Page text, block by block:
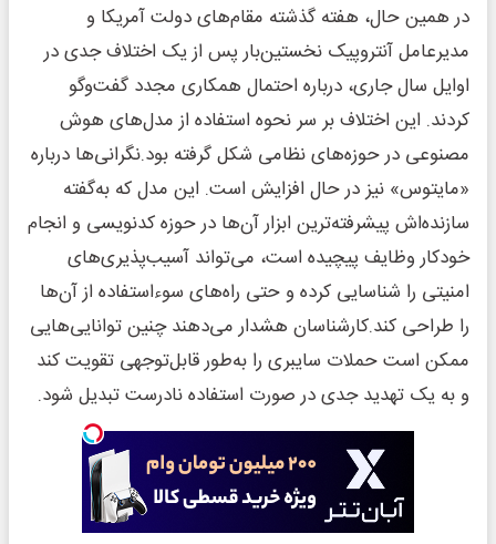
در همین حال، هفته گذشته مقام‌های دولت آمریکا و
مدیرعامل آنتروپیک نخستین‌بار پس از یک اختلاف جدی در
اوایل سال جاری، درباره احتمال همکاری مجدد گفت‌وگو
کردند. این اختلاف بر سر نحوه استفاده از مدل‌های هوش
مصنوعی در حوزه‌های نظامی شکل گرفته بود.نگرانی‌ها درباره
«مایتوس» نیز در حال افزایش است. این مدل که به‌گفته
سازنده‌اش پیشرفته‌ترین ابزار آن‌ها در حوزه کدنویسی و انجام
خودکار وظایف پیچیده است، می‌تواند آسیب‌پذیری‌های
امنیتی را شناسایی کرده و حتی راه‌های سوءاستفاده از آن‌ها
را طراحی کند.کارشناسان هشدار می‌دهند چنین توانایی‌هایی
ممکن است حملات سایبری را به‌طور قابل‌توجهی تقویت کند
و به یک تهدید جدی در صورت استفاده نادرست تبدیل شود.